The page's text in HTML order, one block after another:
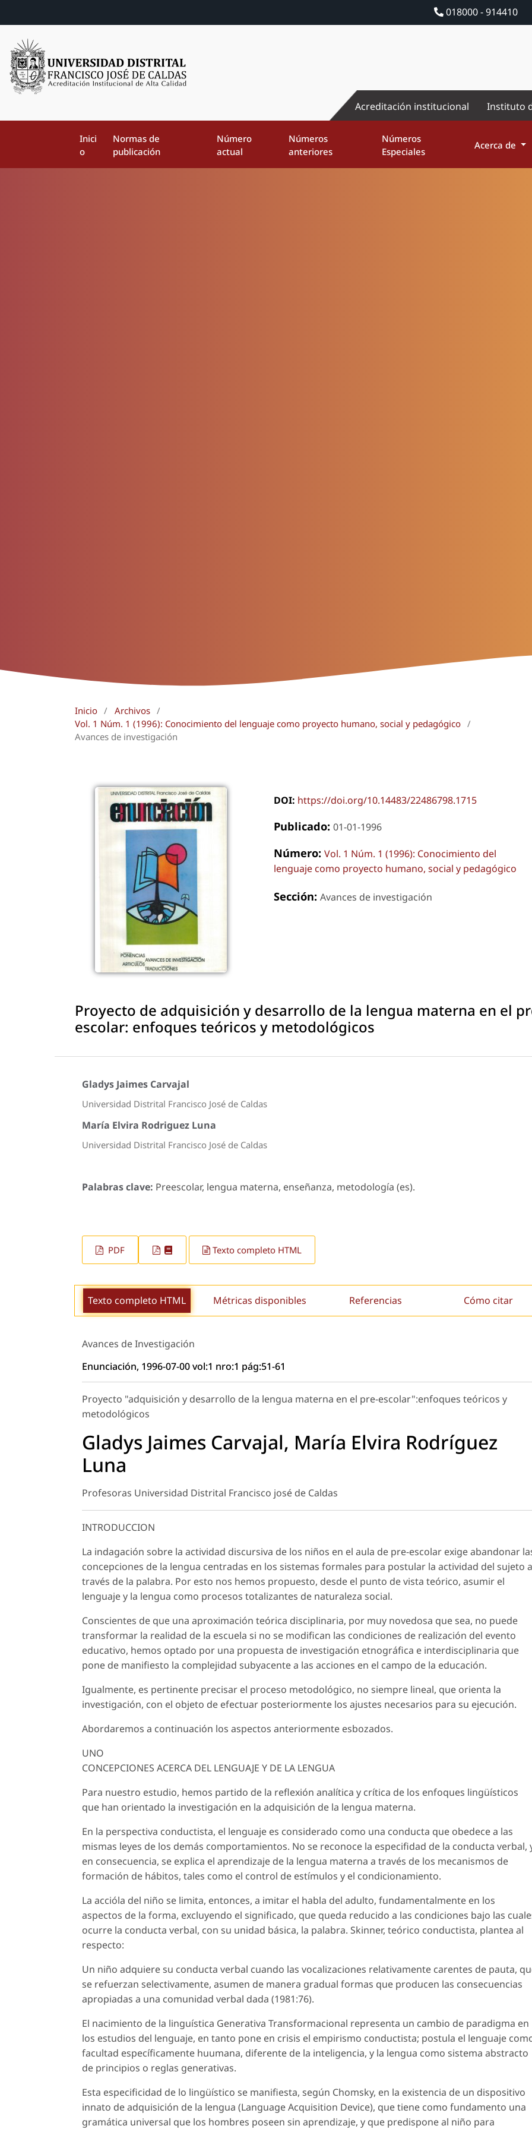
018000 - 914410
Acreditación institucional Instituto
Inici
o
Normas de
publicación
Número
actual
Números
anteriores
Números
Especiales
Acerca de
Inicio / Archivos /
Vol. 1 Núm. 1 (1996): Conocimiento del lenguaje como proyecto humano, social y pedagógico /
Avances de investigación
DOI: https://doi.org/10.14483/22486798.1715
Publicado: 01-01-1996
Número: Vol. 1 Núm. 1 (1996): Conocimiento del
lenguaje como proyecto humano, social y pedagógico
Sección: Avances de investigación
Proyecto de adquisición y desarrollo de la lengua materna en el
escolar: enfoques teóricos y metodológicos
Gladys Jaimes Carvajal
Universidad Distrital Francisco José de Caldas
María Elvira Rodriguez Luna
Universidad Distrital Francisco José de Caldas
Palabras clave: Preescolar, lengua materna, enseñanza, metodología (es).
PDF Texto completo HTML
Texto completo HTML Métricas disponibles Referencias Cómo citar
Avances de Investigación
Enunciación, 1996-07-00 vol:1 nro:1 pág:51-61
Proyecto "adquisición y desarrollo de la lengua materna en el pre-escolar":enfoques teóricos y
metodológicos
Gladys Jaimes Carvajal, María Elvira Rodríguez
Luna
Profesoras Universidad Distrital Francisco josé de Caldas
INTRODUCCION
La indagación sobre la actividad discursiva de los niños en el aula de pre-escolar exige abandonar
concepciones de la lengua centradas en los sistemas formales para postular la actividad del sujeto a
través de la palabra. Por esto nos hemos propuesto, desde el punto de vista teórico, asumir el
lenguaje y la lengua como procesos totalizantes de naturaleza social.
Conscientes de que una aproximación teórica disciplinaria, por muy novedosa que sea, no puede
transformar la realidad de la escuela si no se modifican las condiciones de realización del evento
educativo, hemos optado por una propuesta de investigación etnográfica e interdisciplinaria que
pone de manifiesto la complejidad subyacente a las acciones en el campo de la educación.
Igualmente, es pertinente precisar el proceso metodológico, no siempre lineal, que orienta la
investigación, con el objeto de efectuar posteriormente los ajustes necesarios para su ejecución.
Abordaremos a continuación los aspectos anteriormente esbozados.
UNO
CONCEPCIONES ACERCA DEL LENGUAJE Y DE LA LENGUA
Para nuestro estudio, hemos partido de la reflexión analítica y crítica de los enfoques lingüísticos
que han orientado la investigación en la adquisición de la lengua materna.
En la perspectiva conductista, el lenguaje es considerado como una conducta que obedece a las
mismas leyes de los demás comportamientos. No se reconoce la especifidad de la conducta verbal,
en consecuencia, se explica el aprendizaje de la lengua materna a través de los mecanismos de
formación de hábitos, tales como el control de estímulos y el condicionamiento.
La accióla del niño se limita, entonces, a imitar el habla del adulto, fundamentalmente en los
aspectos de la forma, excluyendo el significado, que queda reducido a las condiciones bajo las
ocurre la conducta verbal, con su unidad básica, la palabra. Skinner, teórico conductista, plantea al
respecto:
Un niño adquiere su conducta verbal cuando las vocalizaciones relativamente carentes de pauta,
se refuerzan selectivamente, asumen de manera gradual formas que producen las consecuencias
apropiadas a una comunidad verbal dada (1981:76).
El nacimiento de la linguística Generativa Transformacional representa un cambio de paradigma en
los estudios del lenguaje, en tanto pone en crisis el empirismo conductista; postula el lenguaje
facultad específicamente huumana, diferente de la inteligencia, y la lengua como sistema abstracto
de principios o reglas generativas.
Esta especificidad de lo lingüístico se manifiesta, según Chomsky, en la existencia de un dispositivo
innato de adquisición de la lengua (Language Acquisition Device), que tiene como fundamento una
gramática universal que los hombres poseen sin aprendizaje, y que predispone al niño para